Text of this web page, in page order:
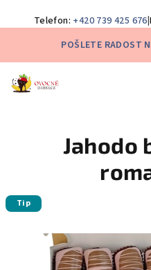
Telefon: +420 739 425 676 |
obsah
POŠLETE RADOST
Jahodo
Tip